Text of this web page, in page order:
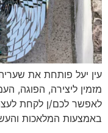
עין יעל פותחת את
מזמין ליצירה, הפוגה,
לאפשר לכם/ן לקחת
באמצעות המלאכות